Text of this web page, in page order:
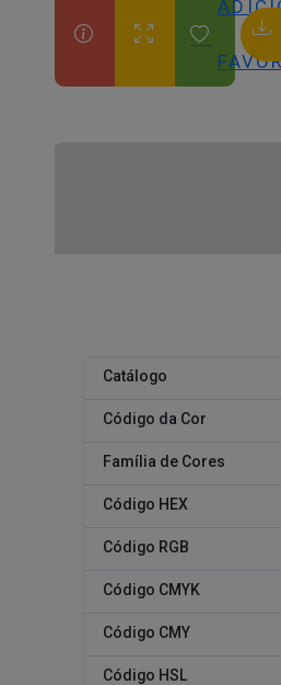
Catálogo
Código da Cor
Família de Cores
Código HEX
Código RGB
Código CMYK
Código CMY
Código HSL